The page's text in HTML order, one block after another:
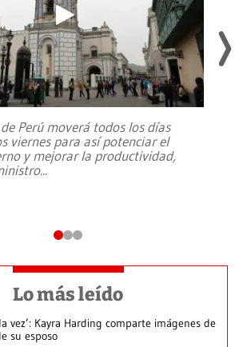
Perú moverá todos los días
viernes para así potenciar el
y mejorar la productividad,
...
Lo más leído
vez’: Kayra Harding comparte imágenes de
su esposo